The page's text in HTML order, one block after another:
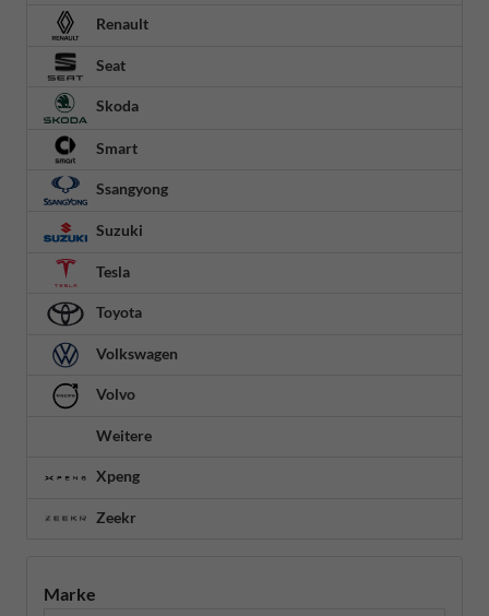
Renault
Seat
Skoda
Smart
Ssangyong
Suzuki
Tesla
Toyota
Volkswagen
Volvo
Weitere
Xpeng
Zeekr
Marke